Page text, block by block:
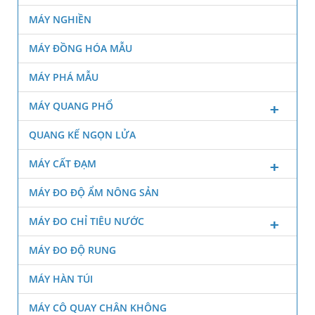
MÁY NGHIỀN
MÁY ĐỒNG HÓA MẪU
MÁY PHÁ MẪU
MÁY QUANG PHỔ
QUANG KẾ NGỌN LỬA
MÁY CẤT ĐẠM
MÁY ĐO ĐỘ ẨM NÔNG SẢN
MÁY ĐO CHỈ TIÊU NƯỚC
MÁY ĐO ĐỘ RUNG
MÁY HÀN TÚI
MÁY CÔ QUAY CHÂN KHÔNG